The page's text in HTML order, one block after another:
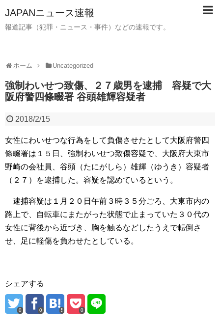
JAPANニュース速報
報道記事（犯罪・ニュース・事件）などの速報です。
ホーム Uncategorized
強制わいせつ致傷、２７歳男を逮捕 容疑で大
阪府警四條畷署 谷頭雄輝容疑者
2018/2/15
女性にわいせつな行為をして負傷させたとして大阪府警四
條畷署は１５日、強制わいせつ致傷容疑で、大阪府大東市
野崎の会社員、谷頭（たにがしら）雄輝（ゆうき）容疑者
（２７）を逮捕した。容疑を認めているという。
逮捕容疑は１月２０日午前３時３５分ごろ、大東市内の
路上で、自転車にまたがった状態で止まっていた３０代の
女性に背後から近づき、胸を触るなどしたうえで転倒さ
せ、足に軽傷を負わせたとしている。
シェアする
0 0 0